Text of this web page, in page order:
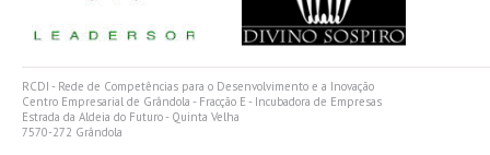
RCDI - Rede de Competências para o Desenvolvimento e a Inovação
Centro Empresarial de Grândola - Fracção E - Incubadora de Empresas
Estrada da Aldeia do Futuro - Quinta Velha
7570-272 Grândola